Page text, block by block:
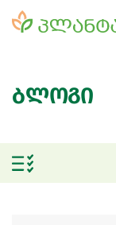
ბლოგი